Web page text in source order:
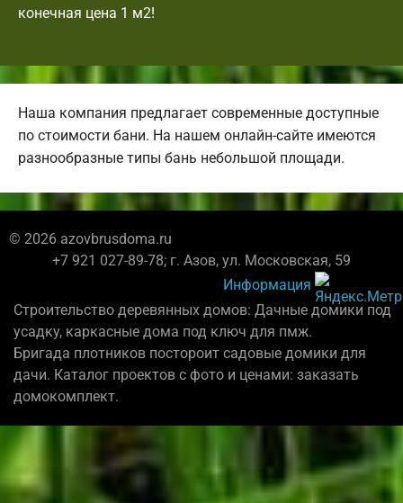
конечная цена 1 м2!
Наша компания предлагает современные доступные
по стоимости бани. На нашем онлайн-сайте имеются
разнообразные типы бань небольшой площади.
© 2026 azovbrusdoma.ru
+7 921 027-89-78; г. Азов, ул. Московская, 59
Информация
Строительство деревянных домов: Дачные домики под
усадку, каркасные дома под ключ для пмж.
Бригада плотников постороит садовые домики для
дачи. Каталог проектов с фото и ценами: заказать
домокомплект.